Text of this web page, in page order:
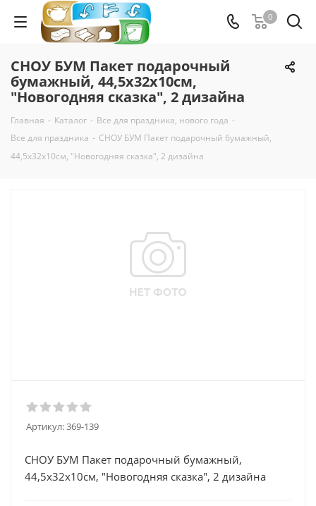
0
СНОУ БУМ Пакет подарочный
бумажный, 44,5х32х10см,
"Новогодняя сказка", 2 дизайна
Главная - Каталог - Все для праздника, нового года -
Все для праздника - СНОУ БУМ Пакет подарочный бумажный,
44,5х32х10см, "Новогодняя сказка", 2 дизайна
Артикул:369-139
СНОУ БУМ Пакет подарочный бумажный,
44,5х32х10см, "Новогодняя сказка", 2 дизайна